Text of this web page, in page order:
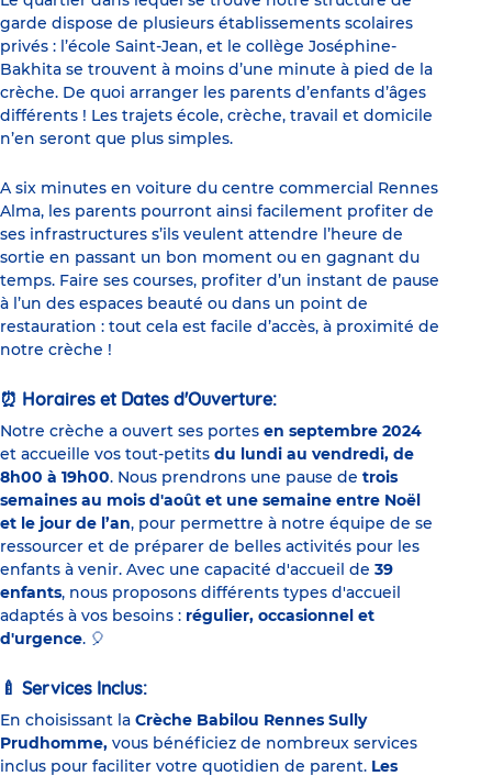
garde dispose de plusieurs établissements scolaires
privés : l’école Saint-Jean, et le collège Joséphine-
Bakhita se trouvent à moins d’une minute à pied de la
crèche. De quoi arranger les parents d’enfants d’âges
différents ! Les trajets école, crèche, travail et domicile
n’en seront que plus simples.
A six minutes en voiture du centre commercial Rennes
Alma, les parents pourront ainsi facilement profiter de
ses infrastructures s’ils veulent attendre l’heure de
sortie en passant un bon moment ou en gagnant du
temps. Faire ses courses, profiter d’un instant de pause
à l’un des espaces beauté ou dans un point de
restauration : tout cela est facile d’accès, à proximité de
notre crèche !
⏰ Horaires et Dates d'Ouverture:
Notre crèche a ouvert ses portes en septembre 2024
et accueille vos tout-petits du lundi au vendredi, de
8h00 à 19h00. Nous prendrons une pause de trois
semaines au mois d'août et une semaine entre Noël
et le jour de l’an, pour permettre à notre équipe de se
ressourcer et de préparer de belles activités pour les
enfants à venir. Avec une capacité d'accueil de 39
enfants, nous proposons différents types d'accueil
adaptés à vos besoins : régulier, occasionnel et
d'urgence. 🎈
🍼 Services Inclus:
En choisissant la Crèche Babilou Rennes Sully
Prudhomme, vous bénéficiez de nombreux services
inclus pour faciliter votre quotidien de parent. Les